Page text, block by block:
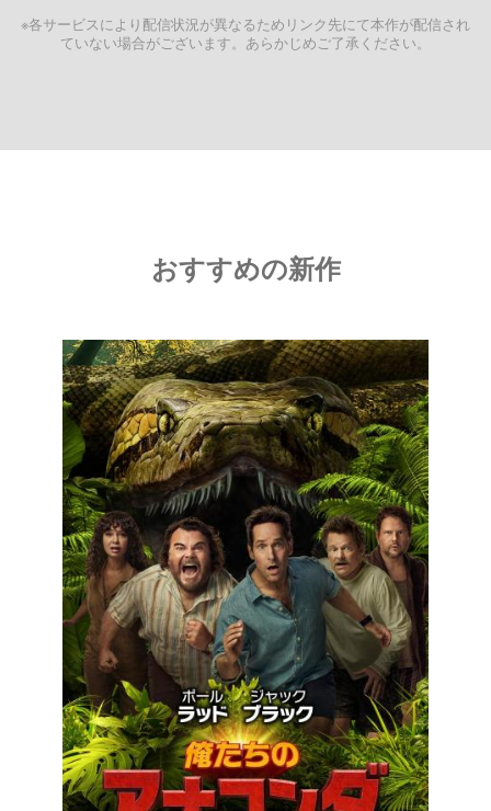
※各サービスにより配信状況が異なるためリンク先にて本作が配信され
ていない場合がございます。あらかじめご了承ください。
おすすめの新作